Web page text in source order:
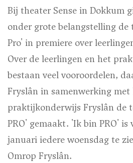
Bij theater Sense in Dokkum
onder grote belangstelling de
Pro' in premiere over
Over de leerlingen en het
bestaan veel vooroordelen,
Fryslân in samenwerking met
praktijkonderwijs Fryslân de
PRO' gemaakt. 'Ik bin PRO' is
januari iedere woensdag te
Omrop Fryslân.